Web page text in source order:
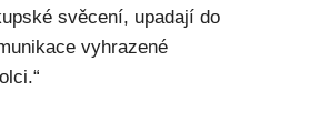
svěcení, upadají do
vyhrazené